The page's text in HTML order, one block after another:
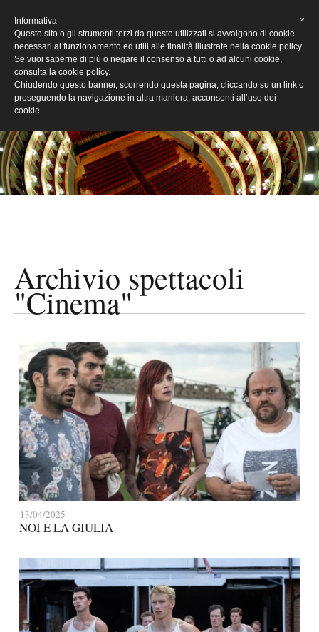
[Eng]
Archivio spettacoli
"Cinema"
13/04/2025
NOI E LA GIULIA
×
Informativa
Questo sito o gli strumenti terzi da questo utilizzati si avvalgono di cookie
necessari al funzionamento ed utili alle finalità illustrate nella cookie policy.
Se vuoi saperne di più o negare il consenso a tutti o ad alcuni cookie,
consulta la cookie policy.
Chiudendo questo banner, scorrendo questa pagina, cliccando su un link o
proseguendo la navigazione in altra maniera, acconsenti all’uso dei
cookie.